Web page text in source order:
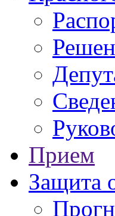
Прием
Защита